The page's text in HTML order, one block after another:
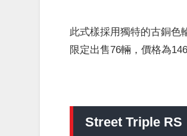
此式樣採用獨特的古銅色
限定出售76輛，價格為
Street Triple RS